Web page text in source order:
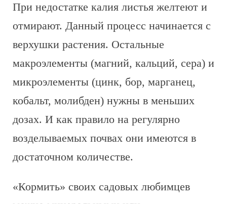
При недостатке калия листья желтеют и
отмирают. Данный процесс начинается с
верхушки растения. Остальные
макроэлементы (магний, кальций, сера) и
микроэлементы (цинк, бор, марганец,
кобальт, молибден) нужны в меньших
дозах. И как правило на регулярно
возделываемых почвах они имеются в
достаточном количестве.
«Кормить» своих садовых любимцев